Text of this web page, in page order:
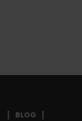
BLOG